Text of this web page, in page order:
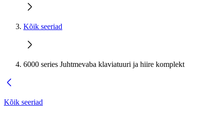
Kõik seeriad
6000 series Juhtmevaba klaviatuuri ja hiire komplekt
Kõik seeriad